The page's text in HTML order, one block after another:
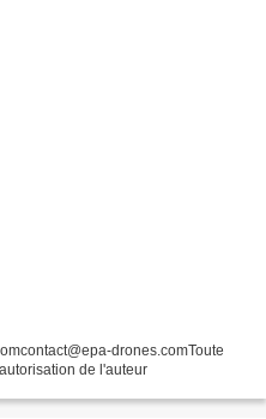
drones.comToute
de l'auteur